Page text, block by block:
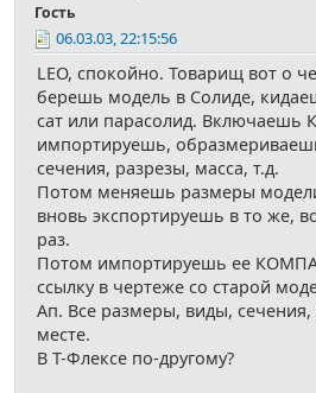
Гость
06.03.03, 22:15:56
LEO, спокойно. Товарищ вот о
берешь модель в Солиде,
сат или парасолид. Включаешь
импортируешь,
сечения, разрезы, масса, т.д.
Потом меняешь размеры
вновь экспортируешь в то же,
раз.
Потом импортируешь ее
ссылку в чертеже со старой
Ап. Все размеры, виды, сечения,
месте.
В Т-Флексе по-другому?